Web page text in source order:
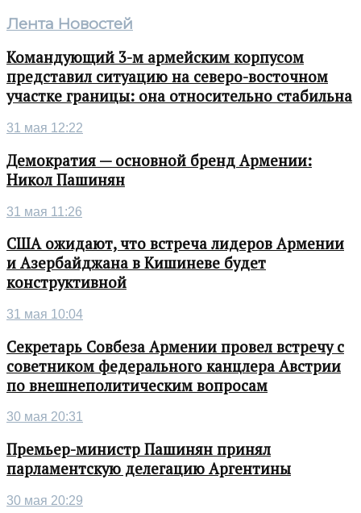
Лента Новостей
Командующий 3-м армейским корпусом
представил ситуацию на северо-восточном
участке границы: она относительно стабильна
31 мая 12:22
Демократия — основной бренд Армении:
Никол Пашинян
31 мая 11:26
США ожидают, что встреча лидеров Армении
и Азербайджана в Кишиневе будет
конструктивной
31 мая 10:04
Секретарь Совбеза Армении провел встречу с
советником федерального канцлера Австрии
по внешнеполитическим вопросам
30 мая 20:31
Премьер-министр Пашинян принял
парламентскую делегацию Аргентины
30 мая 20:29